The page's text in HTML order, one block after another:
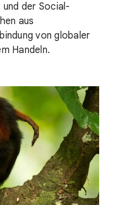
der Social-
aus
von globaler
Handeln.